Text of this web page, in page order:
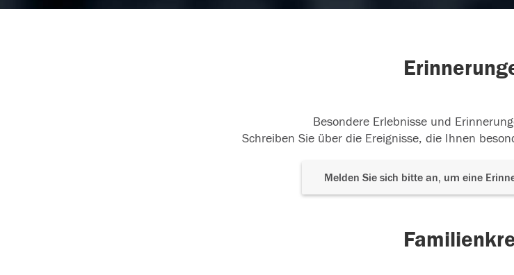
Besondere Erlebnisse und
Schreiben Sie über die Ereignisse, die Ihnen
Melden Sie sich bitte an, um eine